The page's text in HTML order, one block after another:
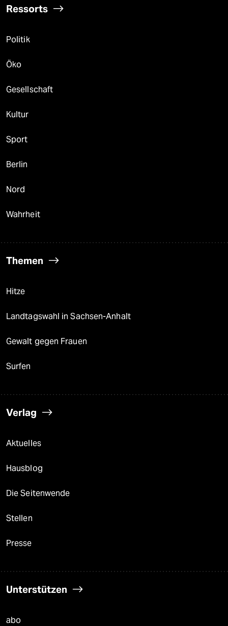
Ressorts
Politik
Öko
Gesellschaft
Kultur
Sport
Berlin
Nord
Wahrheit
Themen
Hitze
Landtagswahl in Sachsen-Anhalt
Gewalt gegen Frauen
Surfen
Verlag
Aktuelles
Hausblog
Die Seitenwende
Stellen
Presse
Unterstützen
abo